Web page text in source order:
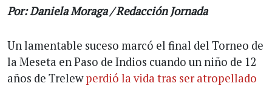
Por: Daniela Moraga / Redacción Jornada
Un lamentable suceso marcó el final del Torneo de
la Meseta en Paso de Indios cuando un niño de 12
años de Trelewperdió la vida tras ser atropellado